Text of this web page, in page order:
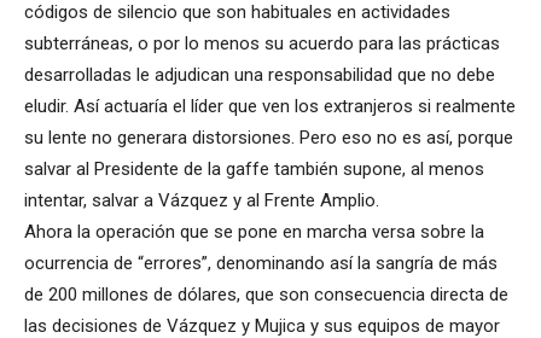
códigos de silencio que son habituales en actividades
subterráneas, o por lo menos su acuerdo para las prácticas
desarrolladas le adjudican una responsabilidad que no debe
eludir. Así actuaría el líder que ven los extranjeros si realmente
su lente no generara distorsiones. Pero eso no es así, porque
salvar al Presidente de la gaffe también supone, al menos
intentar, salvar a Vázquez y al Frente Amplio.
Ahora la operación que se pone en marcha versa sobre la
ocurrencia de “errores”, denominando así la sangría de más
de 200 millones de dólares, que son consecuencia directa de
las decisiones de Vázquez y Mujica y sus equipos de mayor